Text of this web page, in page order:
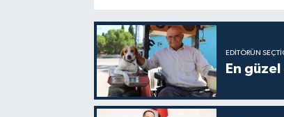
EDITÖRÜN
En